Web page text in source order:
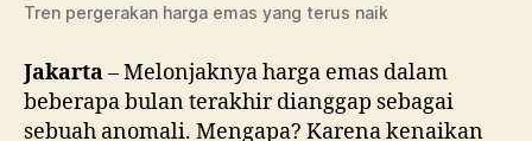
Tren pergerakan harga emas yang terus naik
Jakarta– Melonjaknya harga emas dalam
beberapa bulan terakhir dianggap sebagai
sebuah anomali. Mengapa? Karena kenaikan